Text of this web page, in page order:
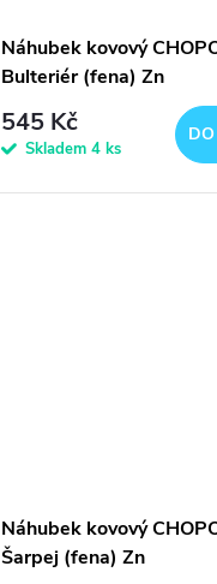
Náhubek kovový
Bulteriér (fena) Zn
545 Kč
Skladem 4 ks
Náhubek kovový
Šarpej (fena) Zn